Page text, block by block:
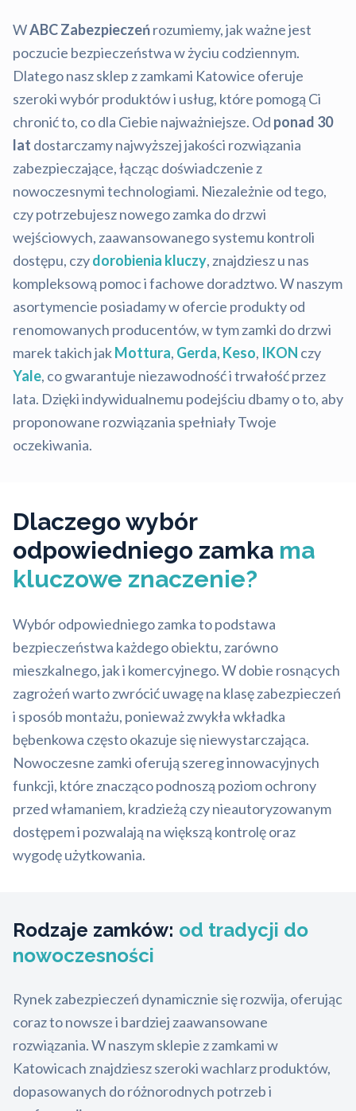
WABC Zabezpieczeńrozumiemy, jak ważne jest
poczucie bezpieczeństwa w życiu codziennym.
Dlatego nasz sklep z zamkami Katowice oferuje
szeroki wybór produktów i usług, które pomogą Ci
chronić to, co dla Ciebie najważniejsze. Od ponad 30
lat dostarczamy najwyższej jakości rozwiązania
zabezpieczające, łącząc doświadczenie z
nowoczesnymi technologiami. Niezależnie od tego,
czy potrzebujesz nowego zamka do drzwi
wejściowych, zaawansowanego systemu kontroli
dostępu, czydorobienia kluczy, znajdziesz u nas
kompleksową pomoc i fachowe doradztwo. W naszym
asortymencie posiadamy w ofercie produkty od
renomowanych producentów, w tym zamki do drzwi
marek takich jakMottura, Gerda, Keso, IKON czy
Yale, co gwarantuje niezawodność i trwałość przez
lata. Dzięki indywidualnemu podejściu dbamy o to, aby
proponowane rozwiązania spełniały Twoje
oczekiwania.
Dlaczego wybór
odpowiedniego zamka ma
kluczowe znaczenie?
Wybór odpowiedniego zamka to podstawa
bezpieczeństwa każdego obiektu, zarówno
mieszkalnego, jak i komercyjnego. W dobie rosnących
zagrożeń warto zwrócić uwagę na klasę zabezpieczeń
i sposób montażu, ponieważ zwykła wkładka
bębenkowa często okazuje się niewystarczająca.
Nowoczesne zamki oferują szereg innowacyjnych
funkcji, które znacząco podnoszą poziom ochrony
przed włamaniem, kradzieżą czy nieautoryzowanym
dostępem i pozwalają na większą kontrolę oraz
wygodę użytkowania.
Rodzaje zamków: od tradycji do
nowoczesności
Rynek zabezpieczeń dynamicznie się rozwija, oferując
coraz to nowsze i bardziej zaawansowane
rozwiązania. W naszym sklepie z zamkami w
Katowicach znajdziesz szeroki wachlarz produktów,
dopasowanych do różnorodnych potrzeb i